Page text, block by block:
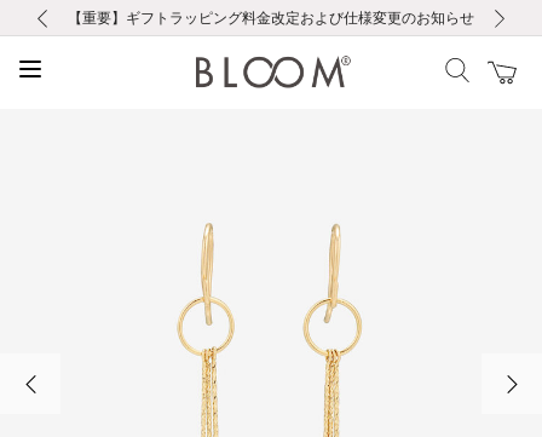
お修理・アフターサービスのご案内
【重要】令和８年熊本地震に伴う集配への影響について
【重要】ギフトラッピング料金改定および仕様変更のお知らせ
【重要】夏季休業の営業についてのご案内
税込5,500円以上で送料無料｜最短24時間以内に発送
新規会員登録で1000ポイントプレゼント！
新規LINE友だち登録で500円クーポンプレゼント
会員限定！レビュー投稿で100ポイントプレゼント
お修理・アフターサービスのご案内
【重要】令和８年熊本地震に伴う集配への影響について